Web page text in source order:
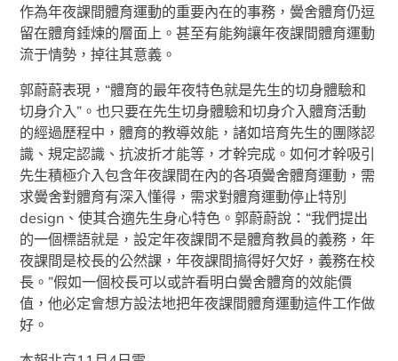
作為年夜課間體育運動的重要內在的事務，黌舍體育仍逗
留在體育錘煉的層面上。甚至有能夠讓年夜課間體育運動
流于情勢，掉往其意義。
郭蔚蔚表現，“體育的最年夜特色就是先生的切身體驗和
切身介入”。也只要在先生切身體驗和切身介入體育活動
的經過歷程中，體育的教導效能，諸如培育先生的團隊認
識、規定認識、抗波折才能等，才幹完成。如何才幹吸引
先生積極介入包含年夜課間在內的各項黌舍體育運動，需
求黌舍對體育有深入懂得，需求對體育運動停止特別
design、使其合適先生身心特色。郭蔚蔚說：“我們提出
的一個標語就是，設定年夜課間不是體育教員的義務，年
夜課間是校長的公然課，年夜課間搞得好欠好，義務在校
長。”假如一個校長可以或許看明白黌舍體育的效能價
值，他必定會想方設法地把年夜課間體育運動這件工作做
好。